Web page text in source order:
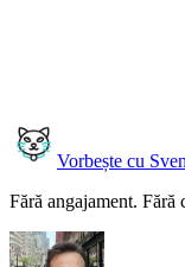
Vorbește cu Sven
Fără angajament. Fără